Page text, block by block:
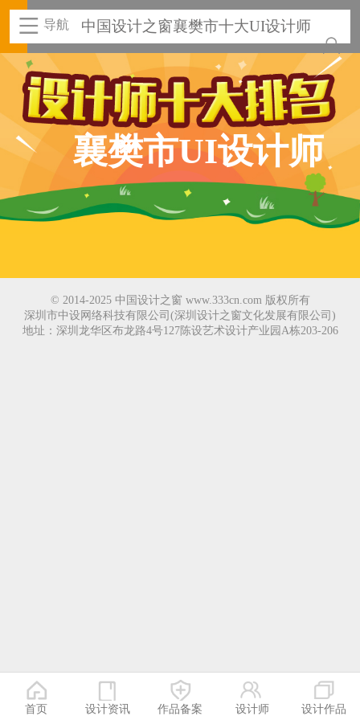
导航 中国设计之窗襄樊市十大UI设计师
襄樊市UI设计师
© 2014-2025 中国设计之窗 www.333cn.com 版权所有
深圳市中设网络科技有限公司(深圳设计之窗文化发展有限公司)
地址：深圳龙华区布龙路4号127陈设艺术设计产业园A栋203-206
首页 设计资讯 作品备案 设计师 设计作品